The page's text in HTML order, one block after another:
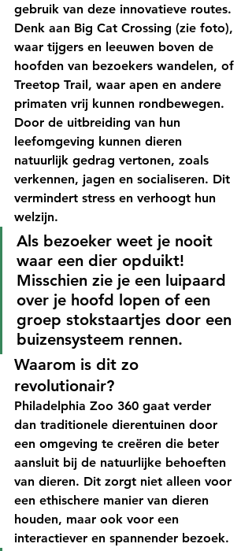
gebruik van deze innovatieve routes.
Denk aan Big Cat Crossing (zie foto),
waar tijgers en leeuwen boven de
hoofden van bezoekers wandelen, of
Treetop Trail, waar apen en andere
primaten vrij kunnen rondbewegen.
Door de uitbreiding van hun
leefomgeving kunnen dieren
natuurlijk gedrag vertonen, zoals
verkennen, jagen en socialiseren. Dit
vermindert stress en verhoogt hun
welzijn.
Als bezoeker weet je nooit
waar een dier opduikt!
Misschien zie je een luipaard
over je hoofd lopen of een
groep stokstaartjes door een
buizensysteem rennen.
Waarom is dit zo
revolutionair?
Philadelphia Zoo 360 gaat verder
dan traditionele dierentuinen door
een omgeving te creëren die beter
aansluit bij de natuurlijke behoeften
van dieren. Dit zorgt niet alleen voor
een ethischere manier van dieren
houden, maar ook voor een
interactiever en spannender bezoek.